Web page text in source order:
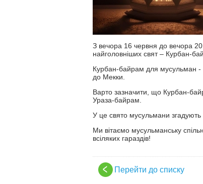
З вечора 16 червня до вечора 20
найголовніших свят – Курбан-
Курбан-байрам для мусульман -
до Мекки.
Варто зазначити, що Курбан-
Ураза-байрам.
У це свято мусульмани згадують
Ми вітаємо мусульманську
всіляких гараздів!
Перейти до списку